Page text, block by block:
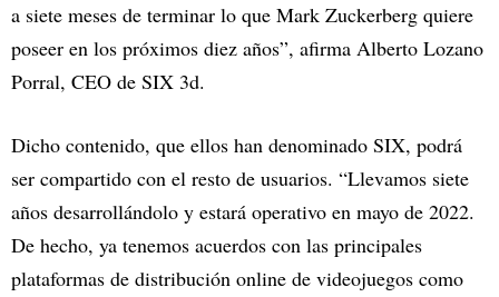
a siete meses de terminar lo que Mark Zuckerberg quiere
poseer en los próximos diez años”, afirma Alberto Lozano
Porral, CEO de SIX 3d.
Dicho contenido, que ellos han denominado SIX, podrá
ser compartido con el resto de usuarios. “Llevamos siete
años desarrollándolo y estará operativo en mayo de 2022.
De hecho, ya tenemos acuerdos con las principales
plataformas de distribución online de videojuegos como